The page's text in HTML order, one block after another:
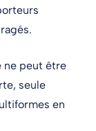
ne peut être
seule
en